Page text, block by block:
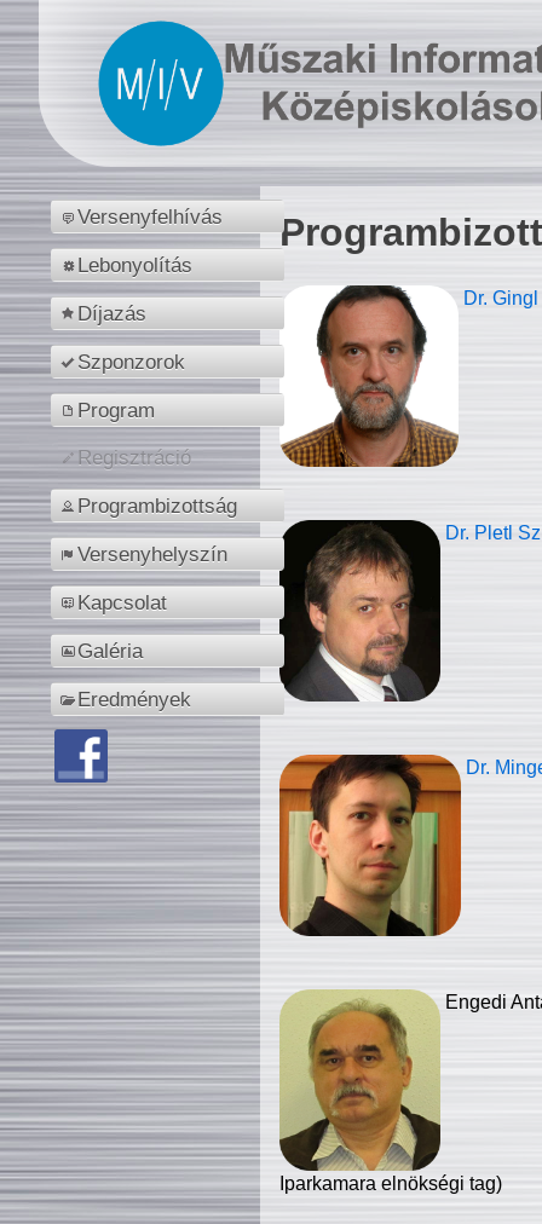
Versenyfelhívás
Lebonyolítás
Díjazás
Szponzorok
Program
Regisztráció
Programbizottság
Versenyhelyszín
Kapcsolat
Galéria
Eredmények
Dr.
Dr. Pletl
Dr.
Engedi
Iparkamara elnökségi tag)